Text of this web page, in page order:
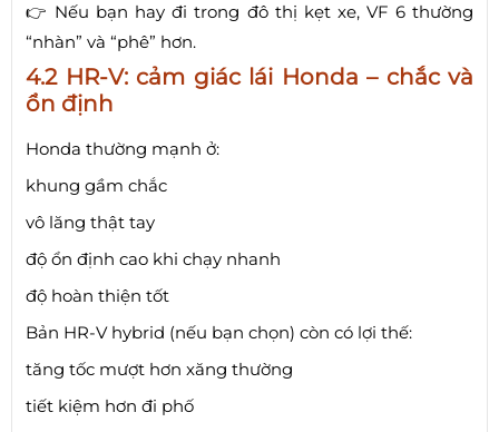
👉 Nếu bạn hay đi trong đô thị kẹt xe, VF 6 thường
“nhàn” và “phê” hơn.
4.2 HR-V: cảm giác lái Honda – chắc và
ổn định
Honda thường mạnh ở:
khung gầm chắc
vô lăng thật tay
độ ổn định cao khi chạy nhanh
độ hoàn thiện tốt
Bản HR-V hybrid (nếu bạn chọn) còn có lợi thế:
tăng tốc mượt hơn xăng thường
tiết kiệm hơn đi phố